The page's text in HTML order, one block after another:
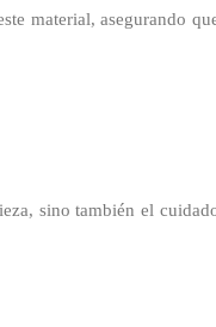
material, asegurando
sino también el